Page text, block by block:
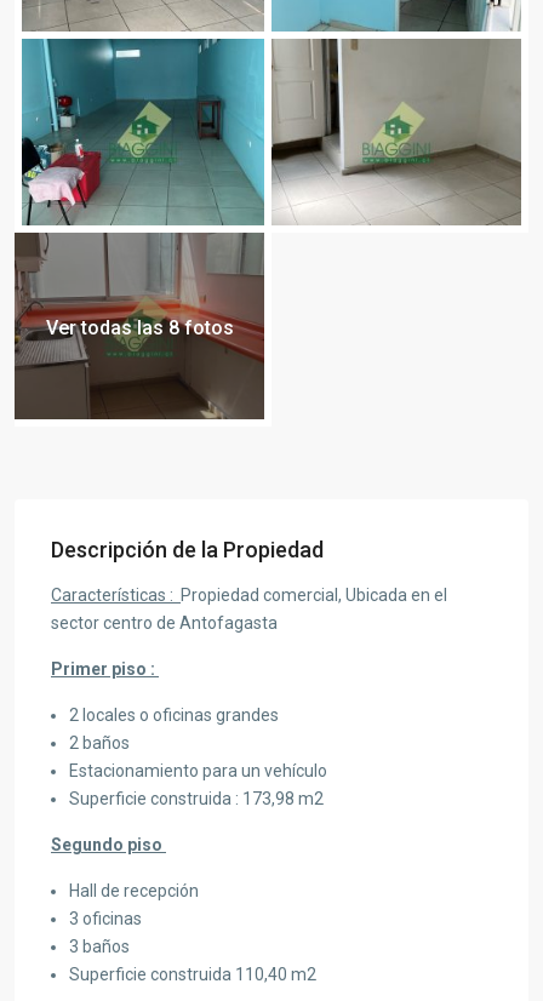
Ver todas las 8 fotos
Descripción de la Propiedad
Características : Propiedad comercial, Ubicada en el
sector centro de Antofagasta
Primer piso :
2 locales o oficinas grandes
2 baños
Estacionamiento para un vehículo
Superficie construida : 173,98 m2
Segundo piso
Hall de recepción
3 oficinas
3 baños
Superficie construida 110,40 m2